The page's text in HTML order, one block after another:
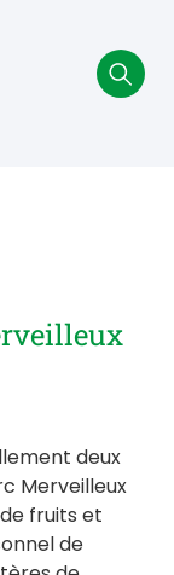
deux
Merveilleux
fruits et
de